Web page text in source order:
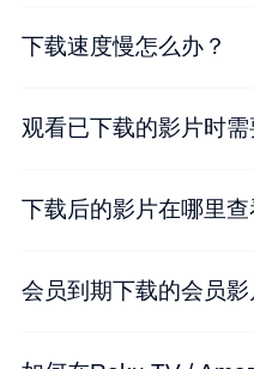
下载速度慢怎么办？
观看已下载的影片时需
下载后的影片在哪里查
会员到期下载的会员影